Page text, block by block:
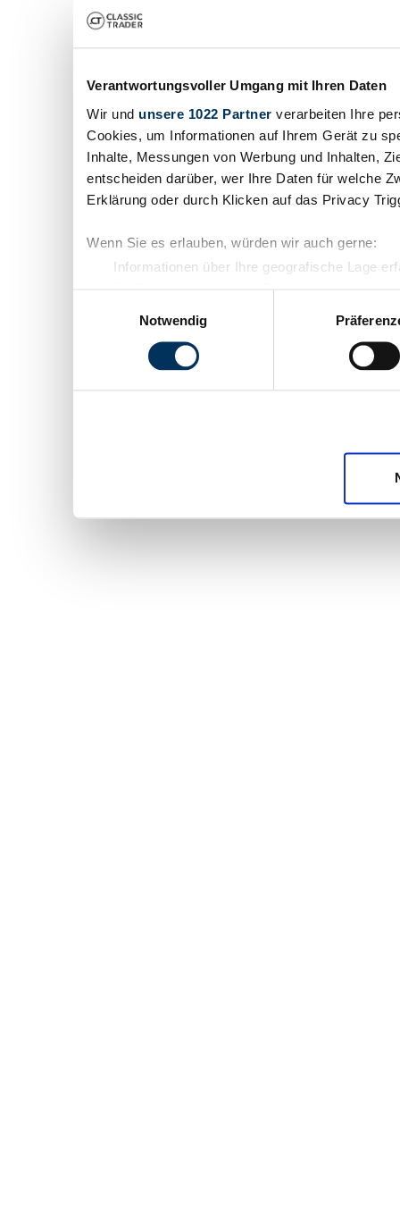
Verantwortungsvoller Umgang mit Ihren Daten
Wir und unsere 1022 Partner verarbeiten Ihre
Cookies, um Informationen auf Ihrem Gerät zu
Inhalte, Messungen von Werbung und Inhalten,
entscheiden darüber, wer Ihre Daten für welche
Erklärung oder durch Klicken auf das Privacy
Wenn Sie es erlauben, würden wir auch gerne:
Informationen über Ihre geografische Lage
Ihr Gerät durch aktives Scannen nach
Erfahren Sie mehr darüber, wie Ihre
Notwendig